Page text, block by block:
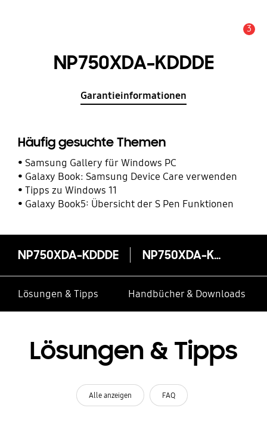
3
NP750XDA-KDDDE
Garantieinformationen
Häufig gesuchte Themen
Samsung Gallery für Windows PC
Galaxy Book: Samsung Device Care verwenden
Tipps zu Windows 11
Galaxy Book5: Übersicht der S Pen Funktionen
NP750XDA-KDDDE NP750XDA-KDDDE
Lösungen & Tipps Handbücher & Downloads
Lösungen & Tipps
Alle anzeigen FAQ